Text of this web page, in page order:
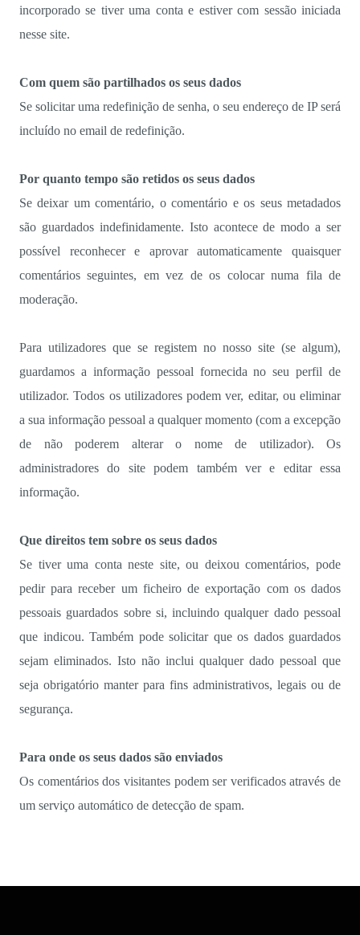
incorporado se tiver uma conta e estiver com sessão iniciada
nesse site.
Com quem são partilhados os seus dados
Se solicitar uma redefinição de senha, o seu endereço de IP será
incluído no email de redefinição.
Por quanto tempo são retidos os seus dados
Se deixar um comentário, o comentário e os seus metadados
são guardados indefinidamente. Isto acontece de modo a ser
possível reconhecer e aprovar automaticamente quaisquer
comentários seguintes, em vez de os colocar numa fila de
moderação.
Para utilizadores que se registem no nosso site (se algum),
guardamos a informação pessoal fornecida no seu perfil de
utilizador. Todos os utilizadores podem ver, editar, ou eliminar
a sua informação pessoal a qualquer momento (com a excepção
de não poderem alterar o nome de utilizador). Os
administradores do site podem também ver e editar essa
informação.
Que direitos tem sobre os seus dados
Se tiver uma conta neste site, ou deixou comentários, pode
pedir para receber um ficheiro de exportação com os dados
pessoais guardados sobre si, incluindo qualquer dado pessoal
que indicou. Também pode solicitar que os dados guardados
sejam eliminados. Isto não inclui qualquer dado pessoal que
seja obrigatório manter para fins administrativos, legais ou de
segurança.
Para onde os seus dados são enviados
Os comentários dos visitantes podem ser verificados através de
um serviço automático de detecção de spam.